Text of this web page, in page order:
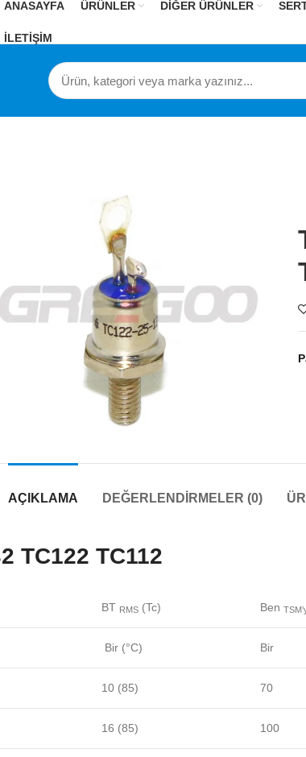
ANASAYFA ÜRÜNLER DİĞER ÜRÜNLER
İLETİŞİM
AÇIKLAMA DEĞERLENDIRMELER (0)
TC122 TC112
BT RMS (Tc) Ben
Bir (°C) Bir
10 (85) 70
16 (85) 100